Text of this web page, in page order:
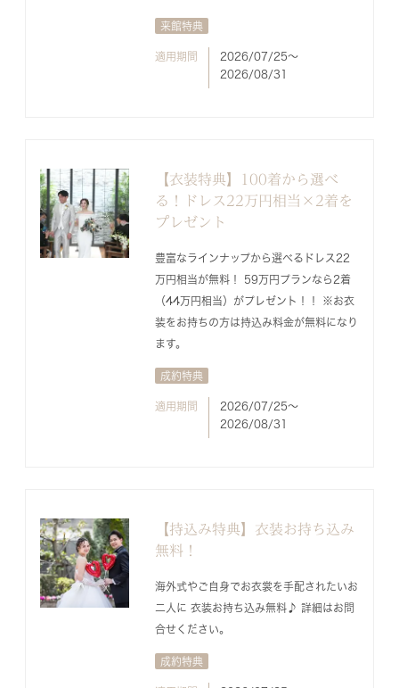
来館特典
適用期間
2026/07/25〜
2026/08/31
【衣装特典】100着から選べ
る！ドレス22万円相当×2着を
プレゼント
豊富なラインナップから選べるドレス22
万円相当が無料！ 59万円プランなら2着
（44万円相当）がプレゼント！！ ※お衣
装をお持ちの方は持込み料金が無料になり
ます。
成約特典
適用期間
2026/07/25〜
2026/08/31
【持込み特典】衣装お持ち込み
無料！
海外式やご自身でお衣裳を手配されたいお
二人に 衣装お持ち込み無料♪ 詳細はお問
合せください。
成約特典